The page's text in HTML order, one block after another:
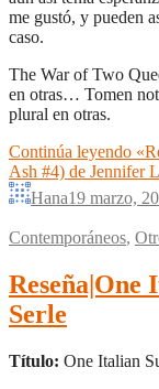
me gustó, y pueden
caso.
The War of Two
en otras… Tomen
plural en otras.
Continúa leyendo
Ash #4) de Jennifer
Hana19 marzo,
Contemporáneos,
Reseña|One
Serle
Título: One Italian